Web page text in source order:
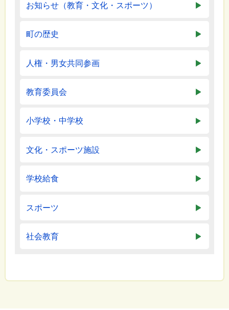
お知らせ（教育・文化・スポーツ）
町の歴史
人権・男女共同参画
教育委員会
小学校・中学校
文化・スポーツ施設
学校給食
スポーツ
社会教育